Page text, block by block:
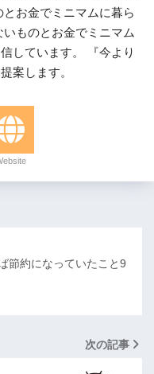
お金でミニマムに暮ら
ものとお金でミニマム
しています。 『今より
案します。
節約になっていたこと9
次の記事